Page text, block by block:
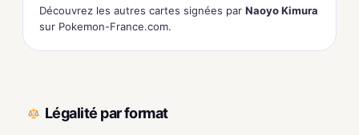
Découvrez les autres cartes signées par Naoyo Kimura
sur Pokemon-France.com.
Légalité par format